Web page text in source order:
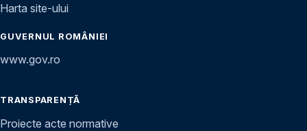
Harta site-ului
GUVERNUL ROMÂNIEI
www.gov.ro
TRANSPARENȚĂ
Proiecte acte normative